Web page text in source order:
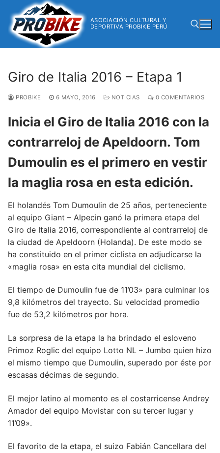
ASOCIACIÓN CULTURAL Y
DEPORTIVA PROBIKE PERÚ
Giro de Italia 2016 – Etapa 1
PROBIKE 6 MAYO, 2016 NOTICIAS 0 COMENTARIOS
Inicia el Giro de Italia 2016 con la
contrarreloj de Apeldoorn. Tom
Dumoulin es el primero en vestir
la maglia rosa en esta edición.
El holandés Tom Dumoulin de 25 años, perteneciente
al equipo Giant – Alpecin ganó la primera etapa del
Giro de Italia 2016, correspondiente al contrarreloj de
la ciudad de Apeldoorn (Holanda). De este modo se
ha constituido en el primer ciclista en adjudicarse la
«maglia rosa» en esta cita mundial del ciclismo.
El tiempo de Dumoulin fue de 11’03» para culminar los
9,8 kilómetros del trayecto. Su velocidad promedio
fue de 53,2 kilómetros por hora.
La sorpresa de la etapa la ha brindado el esloveno
Primoz Roglic del equipo Lotto NL – Jumbo quien hizo
el mismo tiempo que Dumoulin, superado por éste por
escasas décimas de segundo.
El mejor latino al momento es el costarricense Andrey
Amador del equipo Movistar con su tercer lugar y
11’09».
El favorito de la etapa, el suizo Fabián Cancellara del